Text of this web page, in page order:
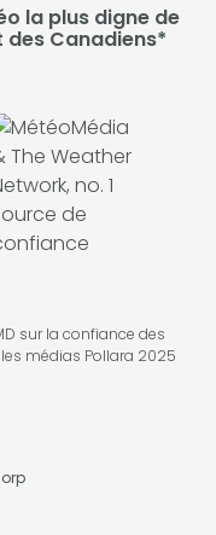
la plus digne de
Canadiens*
sur la confiance des
médias Pollara 2025